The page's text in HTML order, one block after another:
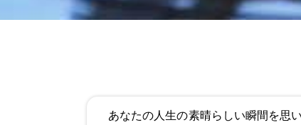
あなたの人生の素晴らしい瞬間を思